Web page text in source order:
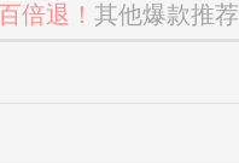
倍退！ 其他爆款推荐